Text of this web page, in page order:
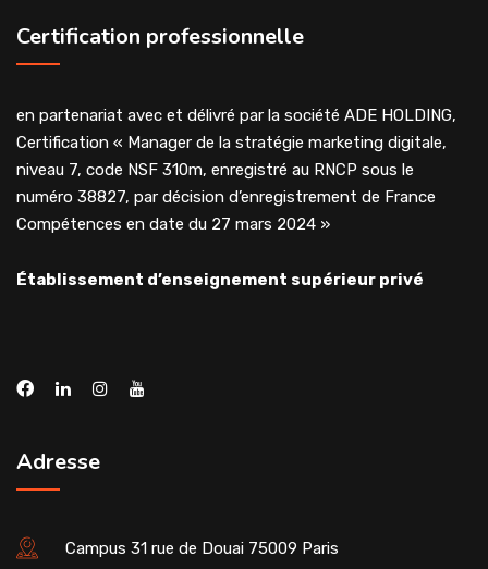
Certification professionnelle
en partenariat avec et délivré par la société ADE HOLDING,
Certification « Manager de la stratégie marketing digitale,
niveau 7, code NSF 310m, enregistré au RNCP sous le
numéro 38827, par décision d’enregistrement de France
Compétences en date du 27 mars 2024 »
Établissement d’enseignement supérieur privé
Adresse
Campus 31 rue de Douai 75009 Paris